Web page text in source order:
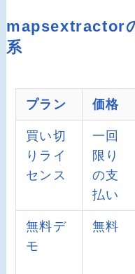
mapsextractor
系
プラン 価格
買い切
りライ
センス
一回
限り
の支
払い
無料デ
モ
無料